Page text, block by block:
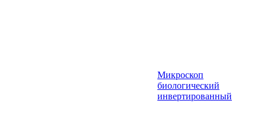
Микроскоп
биологический
инвертированный